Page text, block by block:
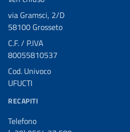
via Gramsci, 2/D
58100 Grosseto
C.F. / P.IVA
80055810537
Cod. Univoco
UFUCTI
RECAPITI
Telefono